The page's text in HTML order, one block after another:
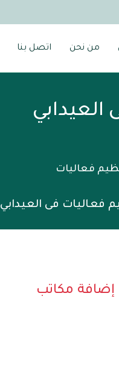
من نحن اتصل بنا
فعاليات
فعاليات فى العيدابي
إضافة مكاتب